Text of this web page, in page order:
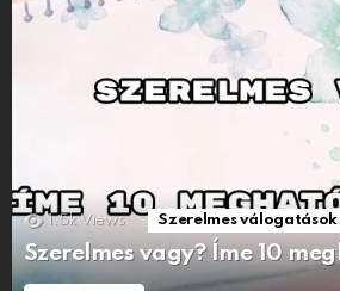
1.5k Views Szerelmes válogatások
Szerelmes vagy? Íme 10